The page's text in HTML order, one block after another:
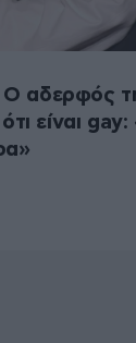
Ο αδερφός
είναι